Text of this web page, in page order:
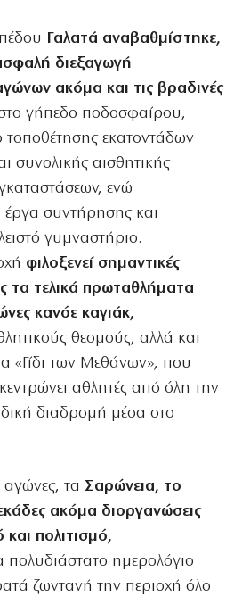
Γαλατά αναβαθμίστηκε,
διεξαγωγή
ακόμα και τις βραδινές
γήπεδο ποδοσφαίρου,
εκατοντάδων
συνολικής αισθητικής
ενώ
έργα συντήρησης και
γυμναστήριο.
φιλοξενεί σημαντικές
τα τελικά πρωταθλήματα
κανόε καγιάκ,
θεσμούς, αλλά και
«Γίδι των Μεθάνων», που
αθλητές από όλη την
διαδρομή μέσα στο
αγώνες, τα Σαρώνεια, το
ακόμα διοργανώσεις
πολιτισμό,
πολυδιάστατο ημερολόγιο
ζωντανή την περιοχή όλο